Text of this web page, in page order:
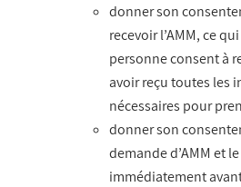
donner son
recevoir l’AMM, ce
personne consent à
avoir reçu toutes les
nécessaires pour
donner son
demande d’AMM et
immédiatement